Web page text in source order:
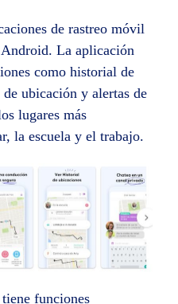
de rastreo móvil
La aplicación
como historial de
ubicación y alertas de
lugares más
la escuela y el trabajo.
funciones